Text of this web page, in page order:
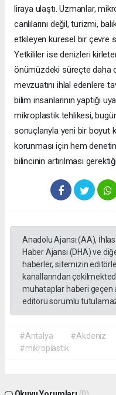
liraya ulaştı. Uzmanlar,
canlılarını değil, turizmi,
etkileyen küresel bir çevre
Yetkililer ise denizleri
önümüzdeki süreçte daha
mevzuatını ihlal edenlere
bilim insanlarının yaptığı
mikroplastik tehlikesi,
sonuçlarıyla yeni bir boyut
korunması için hem
bilincinin artırılması
Anadolu Ajansı (AA),
Haber Ajansı (DHA) ve
haberler, sitemizin
kanallarından
muhataplar haberi geçen
editörü sorumlu
#Antalya #Akdeniz
#mikroplastik